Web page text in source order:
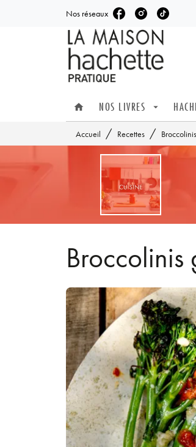
MENU RECHERCHE
Nos réseaux
home NOS LIVRES arrow_drop_down
Accueil / Recettes /
Broccolinis